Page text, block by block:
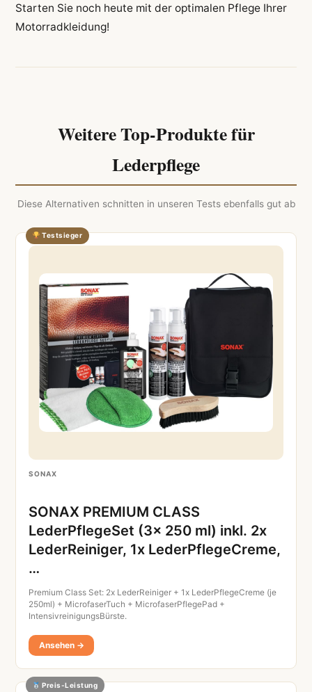
Starten Sie noch heute mit der optimalen Pflege Ihrer
Motorradkleidung!
Weitere Top-Produkte für
Lederpflege
Diese Alternativen schnitten in unseren Tests ebenfalls gut ab
Testsieger
SONAX
SONAX PREMIUM CLASS
LederPflegeSet (3x 250 ml) inkl. 2x
LederReiniger, 1x LederPflegeCreme,
…
Premium Class Set: 2x LederReiniger + 1x LederPflegeCreme (je
250ml) + MicrofaserTuch + MicrofaserPflegePad +
IntensivreinigungsBürste.
Ansehen →
Preis-Leistung